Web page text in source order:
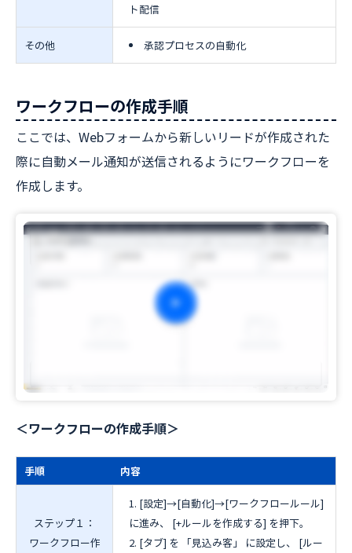
ト配信
その他 承認プロセスの自動化
ワークフローの作成手順
ここでは、Webフォームから新しいリードが作成された
際に自動メール通知が送信されるようにワークフローを
作成します。
＜ワークフローの作成手順＞
手順 内容
ステップ１：
ワークフロー作
[設定]→[自動化]→[ワークフロールール]
に進み、 [+ルールを作成する] を押下。
[タブ] を 「見込み客」 に設定し、 [ルー